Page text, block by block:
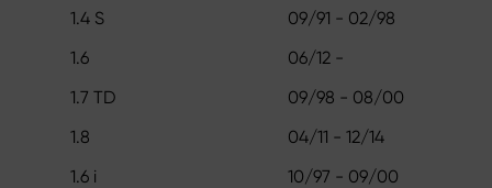
1.4 S
09/91 - 02/98
1.6
06/12 -
1.7 TD
09/98 - 08/00
1.8
04/11 - 12/14
1.6 i
10/97 - 09/00